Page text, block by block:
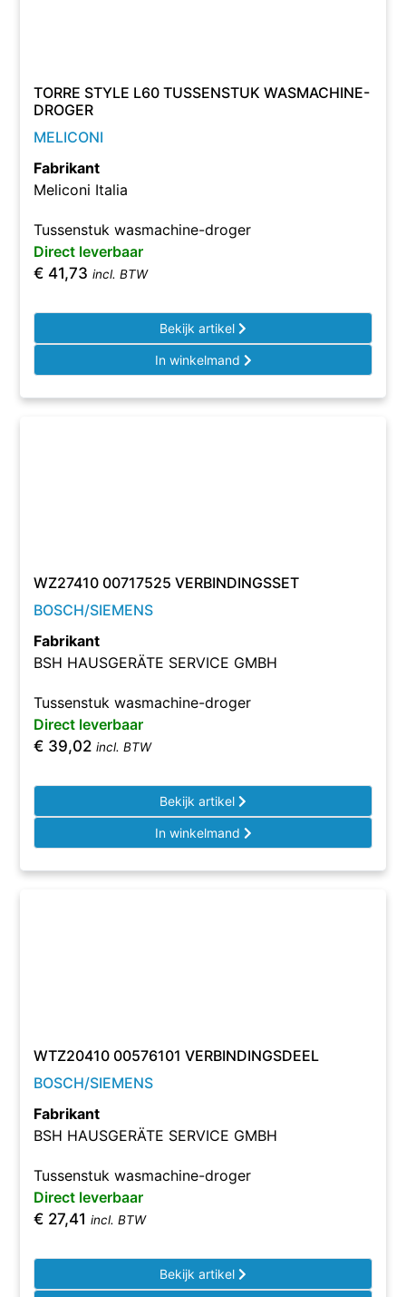
TORRE STYLE L60 TUSSENSTUK WASMACHINE-
DROGER
MELICONI
Fabrikant
Meliconi Italia
Tussenstuk wasmachine-droger
Direct leverbaar
€ 41,73 incl. BTW
Bekijk artikel
In winkelmand
WZ27410 00717525 VERBINDINGSSET
BOSCH/SIEMENS
Fabrikant
BSH HAUSGERÄTE SERVICE GMBH
Tussenstuk wasmachine-droger
Direct leverbaar
€ 39,02 incl. BTW
Bekijk artikel
In winkelmand
WTZ20410 00576101 VERBINDINGSDEEL
BOSCH/SIEMENS
Fabrikant
BSH HAUSGERÄTE SERVICE GMBH
Tussenstuk wasmachine-droger
Direct leverbaar
€ 27,41 incl. BTW
Bekijk artikel